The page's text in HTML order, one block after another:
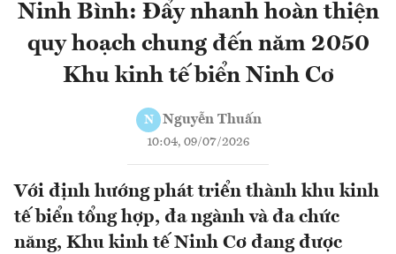
Ninh Bình: Đẩy nhanh hoàn thiện
quy hoạch chung đến năm 2050
Khu kinh tế biển Ninh Cơ
N Nguyễn Thuấn
10:04, 09/07/2026
Với định hướng phát triển thành khu kinh
tế biển tổng hợp, đa ngành và đa chức
năng, Khu kinh tế Ninh Cơ đang được